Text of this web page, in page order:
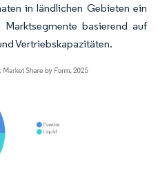
in ländlichen Gebieten ein
basierend auf
Vertriebskapazitäten.